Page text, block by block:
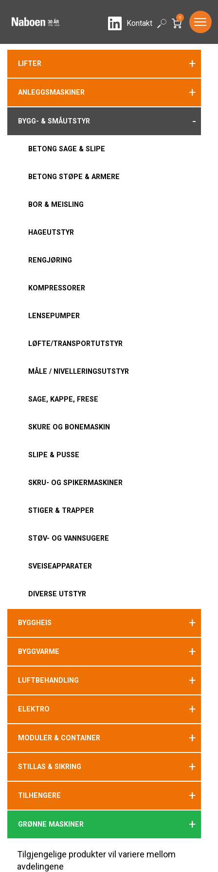
LinkedIn
Kontakt Search
0
LIFTER +
ANLEGGSMASKINER +
BYGG- & SMÅUTSTYR -
BETONG SAGE & SLIPE
BETONG STØPE & ARMERE
BOR & MEISLING
HAGEUTSTYR
RENGJØRING
KOMPRESSORER
LENSEPUMPER
LØFTE/TRANSPORTUTSTYR
MÅLE / NIVELLERINGSUTSTYR
SAGE, KAPPE, FRESE
SKURE OG BONEMASKIN
SLIPE & PUSSE
SKRU- OG SPIKERMASKINER
STIGER & TRAPPER
STØV- OG VANNSUGERE
SVEISEAPPARATER
DIVERSE UTSTYR
BYGGHEIS +
BYGGVARME +
LUFTBEHANDLING +
ELEKTRO +
MODULER & CONTAINER +
STILLAS & SIKRING +
TILHENGERE +
GRØNNE MASKINER +
Tilgjengelige produkter vil variere mellom
avdelingene